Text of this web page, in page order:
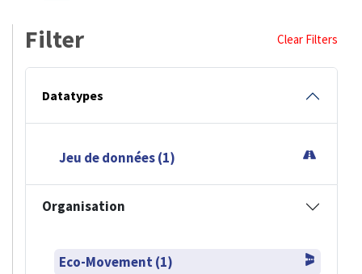
Filter Clear Filters
Datatypes
Jeu de données (1)
Organisation
Eco-Movement (1)